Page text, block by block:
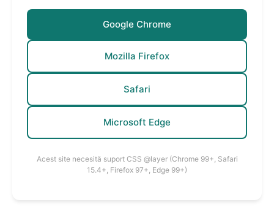
Google Chrome
Mozilla Firefox
Safari
Microsoft Edge
Acest site necesită suport CSS @layer (Chrome 99+, Safari
15.4+, Firefox 97+, Edge 99+)